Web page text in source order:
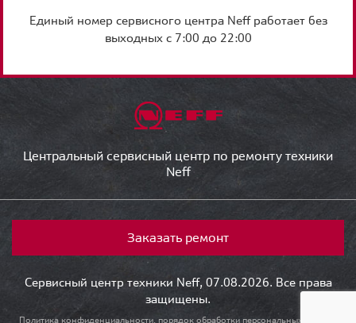
Единый номер сервисного центра Neff работает без
выходных с 7:00 до 22:00
Центральный сервисный центр по ремонту техники
Neff
Заказать ремонт
Сервисный центр техники Neff, 07.08.2026. Все права
защищены.
Политика конфиденциальности, порядок обработки персональных данных